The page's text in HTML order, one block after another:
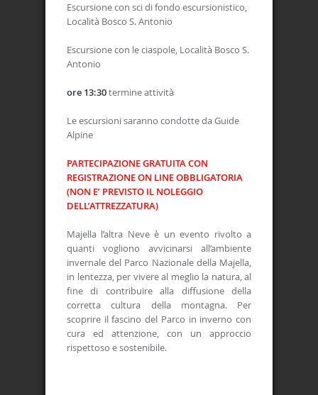
Escursione con sci di fondo escursionistico,
Località Bosco S. Antonio
Escursione con le ciaspole, Località Bosco S.
Antonio
ore 13:30termine attività
Le escursioni saranno condotte da Guide
Alpine
PARTECIPAZIONE GRATUITA CON
REGISTRAZIONE ON LINE OBBLIGATORIA
(NON E’ PREVISTO IL NOLEGGIO
DELL’ATTREZZATURA)
Majella l’altra Neve è un evento rivolto a
quanti vogliono avvicinarsi all’ambiente
invernale del Parco Nazionale della Majella,
in lentezza, per vivere al meglio la natura, al
fine di contribuire alla diffusione della
corretta cultura della montagna. Per
scoprire il fascino del Parco in inverno con
cura ed attenzione, con un approccio
rispettoso e sostenibile.